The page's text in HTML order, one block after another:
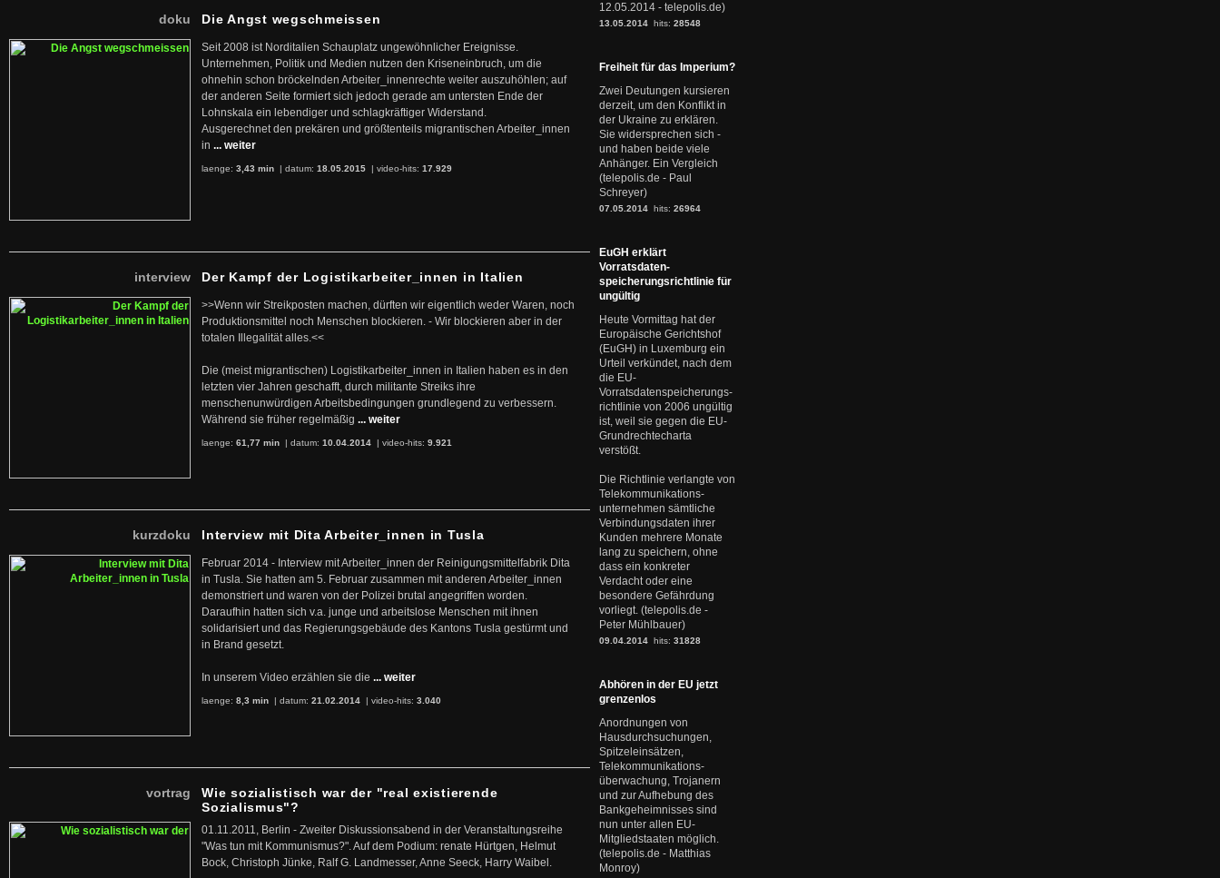
doku Die Angst wegschmeissen
Seit 2008 ist Norditalien Schauplatz ungewöhnlicher Ereignisse.
Unternehmen, Politik und Medien nutzen den Kriseneinbruch, um die
ohnehin schon bröckelnden Arbeiter_innenrechte weiter auszuhöhlen; auf
der anderen Seite formiert sich jedoch gerade am untersten Ende der
Lohnskala ein lebendiger und schlagkräftiger Widerstand.
Ausgerechnet den prekären und größtenteils migrantischen Arbeiter_innen
in ... weiter
laenge: 3,43 min | datum: 18.05.2015 | video-hits: 17.929
interview Der Kampf der Logistikarbeiter_innen in Italien
>>Wenn wir Streikposten machen, dürften wir eigentlich weder Waren, noch
Produktionsmittel noch Menschen blockieren. - Wir blockieren aber in der
totalen Illegalität alles.<<
Die (meist migrantischen) Logistikarbeiter_innen in Italien haben es in den
letzten vier Jahren geschafft, durch militante Streiks ihre
menschenunwürdigen Arbeitsbedingungen grundlegend zu verbessern.
Während sie früher regelmäßig ... weiter
laenge: 61,77 min | datum: 10.04.2014 | video-hits: 9.921
kurzdoku Interview mit Dita Arbeiter_innen in Tusla
Februar 2014 - Interview mit Arbeiter_innen der Reinigungsmittelfabrik Dita
in Tusla. Sie hatten am 5. Februar zusammen mit anderen Arbeiter_innen
demonstriert und waren von der Polizei brutal angegriffen worden.
Daraufhin hatten sich v.a. junge und arbeitslose Menschen mit ihnen
solidarisiert und das Regierungsgebäude des Kantons Tusla gestürmt und
in Brand gesetzt.
In unserem Video erzählen sie die ... weiter
laenge: 8,3 min | datum: 21.02.2014 | video-hits: 3.040
vortrag
Wie sozialistisch war der "real existierende
Sozialismus"?
01.11.2011, Berlin - Zweiter Diskussionsabend in der Veranstaltungsreihe
"Was tun mit Kommunismus?". Auf dem Podium: renate Hürtgen, Helmut
Bock, Christoph Jünke, Ralf G. Landmesser, Anne Seeck, Harry Waibel.
12.05.2014 - telepolis.de)
13.05.2014 hits: 28548
Freiheit für das Imperium?
Zwei Deutungen kursieren
derzeit, um den Konflikt in
der Ukraine zu erklären.
Sie widersprechen sich -
und haben beide viele
Anhänger. Ein Vergleich
(telepolis.de - Paul
Schreyer)
07.05.2014 hits: 26964
EuGH erklärt
Vorratsdaten-
speicherungsrichtlinie für
ungültig
Heute Vormittag hat der
Europäische Gerichtshof
(EuGH) in Luxemburg ein
Urteil verkündet, nach dem
die EU-
Vorratsdatenspeicherungs-
richtlinie von 2006 ungültig
ist, weil sie gegen die EU-
Grundrechtecharta
verstößt.
Die Richtlinie verlangte von
Telekommunikations-
unternehmen sämtliche
Verbindungsdaten ihrer
Kunden mehrere Monate
lang zu speichern, ohne
dass ein konkreter
Verdacht oder eine
besondere Gefährdung
vorliegt. (telepolis.de -
Peter Mühlbauer)
09.04.2014 hits: 31828
Abhören in der EU jetzt
grenzenlos
Anordnungen von
Hausdurchsuchungen,
Spitzeleinsätzen,
Telekommunikations-
überwachung, Trojanern
und zur Aufhebung des
Bankgeheimnisses sind
nun unter allen EU-
Mitgliedstaaten möglich.
(telepolis.de - Matthias
Monroy)